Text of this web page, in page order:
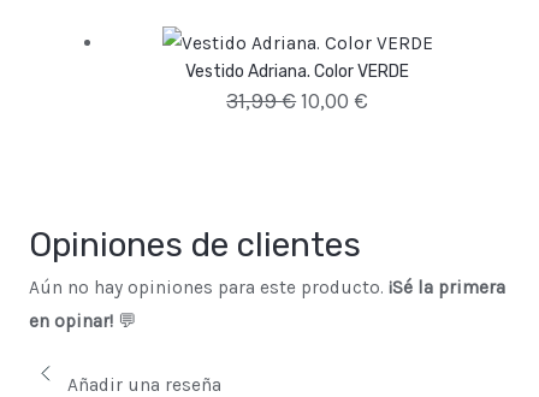
Vestido Adriana. Color VERDE
31,99€10,00 €
Opiniones de clientes
Aún no hay opiniones para este producto. ¡Sé la primera
en opinar!💬
Añadir una reseña